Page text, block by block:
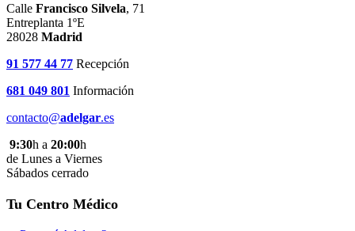
Calle Francisco Silvela, 71
Entreplanta 1ºE
28028 Madrid
91 577 44 77 Recepción
681 049 801 Información
contacto@adelgar.es
9:30h a 20:00h
de Lunes a Viernes
Sábados cerrado
Tu Centro Médico